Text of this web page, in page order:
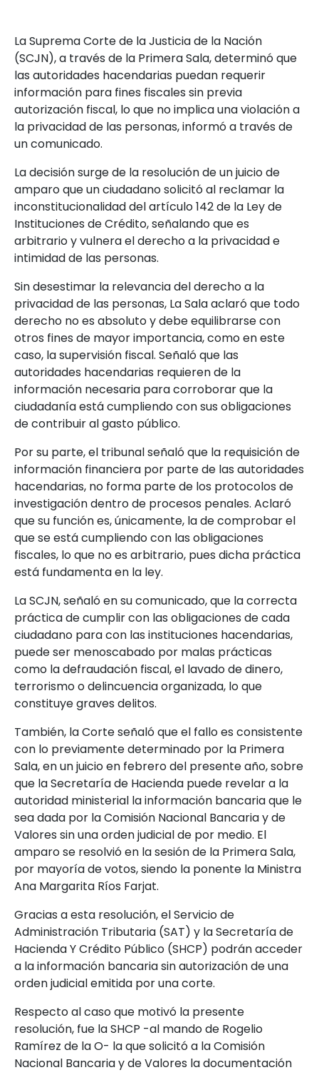
La Suprema Corte de la Justicia de la Nación
(SCJN), a través de la Primera Sala, determinó que
las autoridades hacendarias puedan requerir
información para fines fiscales sin previa
autorización fiscal, lo que no implica una violación a
la privacidad de las personas, informó a través de
un comunicado.
La decisión surge de la resolución de un juicio de
amparo que un ciudadano solicitó al reclamar la
inconstitucionalidad del artículo 142 de la Ley de
Instituciones de Crédito, señalando que es
arbitrario y vulnera el derecho a la privacidad e
intimidad de las personas.
Sin desestimar la relevancia del derecho a la
privacidad de las personas, La Sala aclaró que todo
derecho no es absoluto y debe equilibrarse con
otros fines de mayor importancia, como en este
caso, la supervisión fiscal. Señaló que las
autoridades hacendarias requieren de la
información necesaria para corroborar que la
ciudadanía está cumpliendo con sus obligaciones
de contribuir al gasto público.
Por su parte, el tribunal señaló que la requisición de
información financiera por parte de las autoridades
hacendarias, no forma parte de los protocolos de
investigación dentro de procesos penales. Aclaró
que su función es, únicamente, la de comprobar el
que se está cumpliendo con las obligaciones
fiscales, lo que no es arbitrario, pues dicha práctica
está fundamenta en la ley.
La SCJN, señaló en su comunicado, que la correcta
práctica de cumplir con las obligaciones de cada
ciudadano para con las instituciones hacendarias,
puede ser menoscabado por malas prácticas
como la defraudación fiscal, el lavado de dinero,
terrorismo o delincuencia organizada, lo que
constituye graves delitos.
También, la Corte señaló que el fallo es consistente
con lo previamente determinado por la Primera
Sala, en un juicio en febrero del presente año, sobre
que la Secretaría de Hacienda puede revelar a la
autoridad ministerial la información bancaria que le
sea dada por la Comisión Nacional Bancaria y de
Valores sin una orden judicial de por medio. El
amparo se resolvió en la sesión de la Primera Sala,
por mayoría de votos, siendo la ponente la Ministra
Ana Margarita Ríos Farjat.
Gracias a esta resolución, el Servicio de
Administración Tributaria (SAT) y la Secretaría de
Hacienda Y Crédito Público (SHCP) podrán acceder
a la información bancaria sin autorización de una
orden judicial emitida por una corte.
Respecto al caso que motivó la presente
resolución, fue la SHCP -al mando de Rogelio
Ramírez de la O- la que solicitó a la Comisión
Nacional Bancaria y de Valores la documentación